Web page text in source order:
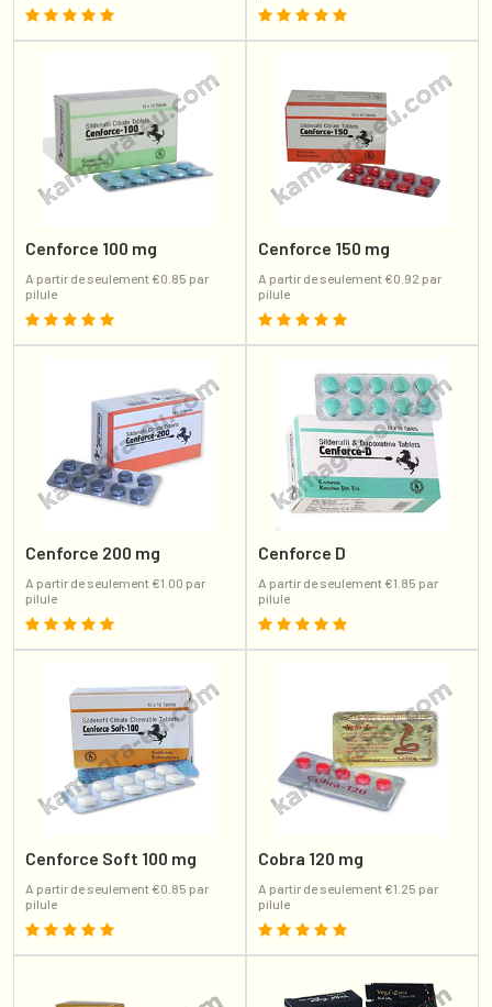
Cenforce 100 mg
A partir de seulement €0.85 par
pilule
Cenforce 150 mg
A partir de seulement €0.92 par
pilule
Cenforce 200 mg
A partir de seulement €1.00 par
pilule
Cenforce D
A partir de seulement €1.85 par
pilule
Cenforce Soft 100 mg
A partir de seulement €0.85 par
pilule
Cobra 120 mg
A partir de seulement €1.25 par
pilule